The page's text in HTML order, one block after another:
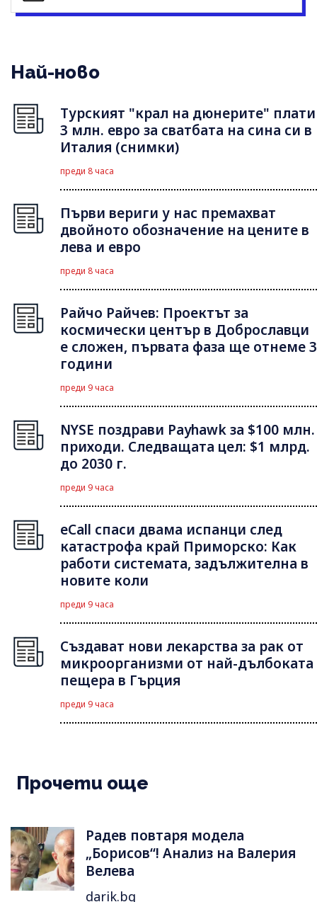
Най-ново
Турският "крал на дюнерите" плати
3 млн. евро за сватбата на сина си в
Италия (снимки)
преди 8 часа
Първи вериги у нас премахват
двойното обозначение на цените в
лева и евро
преди 8 часа
Райчо Райчев: Проектът за
космически център в Доброславци
е сложен, първата фаза ще отнеме 3
години
преди 9 часа
NYSE поздрави Payhawk за $100 млн.
приходи. Следващата цел: $1 млрд.
до 2030 г.
преди 9 часа
eCall спаси двама испанци след
катастрофа край Приморско: Как
работи системата, задължителна в
новите коли
преди 9 часа
Създават нови лекарства за рак от
микроорганизми от най-дълбоката
пещера в Гърция
преди 9 часа
Прочети още
Радев повтаря модела
„Борисов“! Анализ на Валерия
Велева
darik.bg